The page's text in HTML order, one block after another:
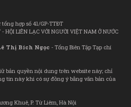
hợp số 41/GP-TTĐT
LIÊN LẠC VỚI NGƯỜI VIỆT NAM Ở NƯỚC
Thị Bích Ngọc - Tổng Biên Tập Tạp chí
bản quyền nội dung trên website này; chỉ
tin này khi có sự đồng ý bằng văn bản của
Khuê, P. Từ Liêm, Hà Nội